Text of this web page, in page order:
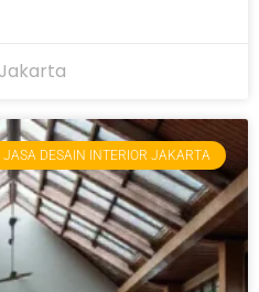
JASA DESAIN INTERIOR JAKARTA